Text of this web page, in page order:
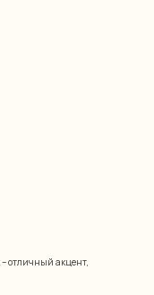
отличный акцент,